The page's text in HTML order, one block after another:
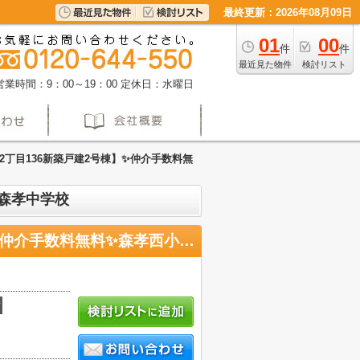
最終更新：2026年08月09日
01件
最近見た物件
00件
検討リスト
業時間：9：00～19：00 定休日：水曜日
目136新築戸建2号棟】✨️仲介手数料無
孝中学校
【名古屋市守山区森孝2丁目136新築戸建2号棟】✨️仲介手数料無料✨️森孝西小学校・森孝中学校